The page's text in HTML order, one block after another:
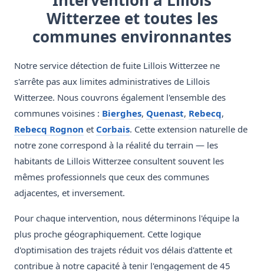
Witterzee et toutes les
communes environnantes
Notre service détection de fuite Lillois Witterzee ne
s'arrête pas aux limites administratives de Lillois
Witterzee. Nous couvrons également l'ensemble des
communes voisines : Bierghes, Quenast, Rebecq,
Rebecq Rognon et Corbais. Cette extension naturelle de
notre zone correspond à la réalité du terrain — les
habitants de Lillois Witterzee consultent souvent les
mêmes professionnels que ceux des communes
adjacentes, et inversement.
Pour chaque intervention, nous déterminons l'équipe la
plus proche géographiquement. Cette logique
d'optimisation des trajets réduit vos délais d'attente et
contribue à notre capacité à tenir l'engagement de 45